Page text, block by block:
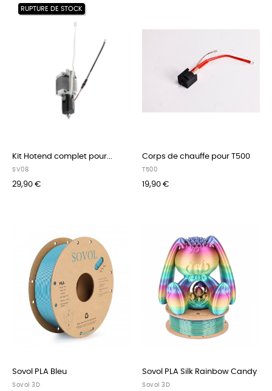
RUPTURE DE STOCK
Kit Hotend complet pour...
SV08
29,90 €
Corps de chauffe pour T500
T500
19,90 €
Sovol PLA Bleu
Sovol 3D
Sovol PLA Silk Rainbow Candy
Sovol 3D